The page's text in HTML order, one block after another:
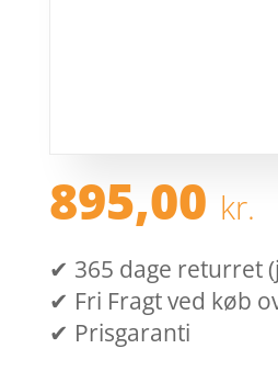
895,00 kr.
✔ 365 dage returret
✔ Fri Fragt ved køb
✔ Prisgaranti